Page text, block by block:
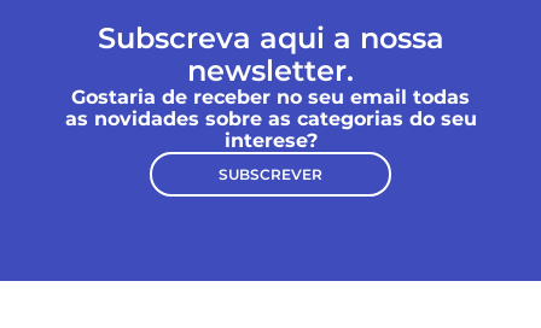
Subscreva aqui a nossa
newsletter.
Gostaria de receber no seu email todas
as novidades sobre as categorias do seu
interese?
SUBSCREVER